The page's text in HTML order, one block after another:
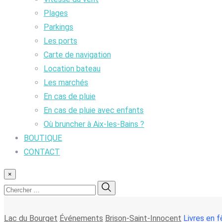
Plages
Parkings
Les ports
Carte de navigation
Location bateau
Les marchés
En cas de pluie
En cas de pluie avec enfants
Où bruncher à Aix-les-Bains ?
BOUTIQUE
CONTACT
×
Lac du Bourget Événements Brison-Saint-Innocent Livres en